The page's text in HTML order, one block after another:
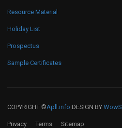
Resource Material
Holiday List
Prospectus
Sample Certificates
COPYRIGHT ©Apll.info DESIGN BY
Privacy Terms Sitemap